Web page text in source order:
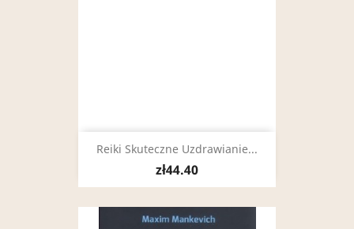
Reiki Skuteczne Uzdrawianie...
zł44.40